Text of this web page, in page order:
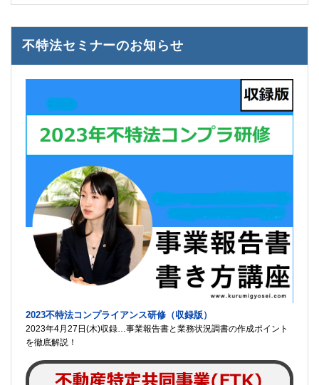
不特法セミナーのお知らせ
2023不特法コンプライアンス研修（収録版）
2023年4月27日(木)収録…事業報告書と業務状況調書の作成ポイント
を徹底解説！